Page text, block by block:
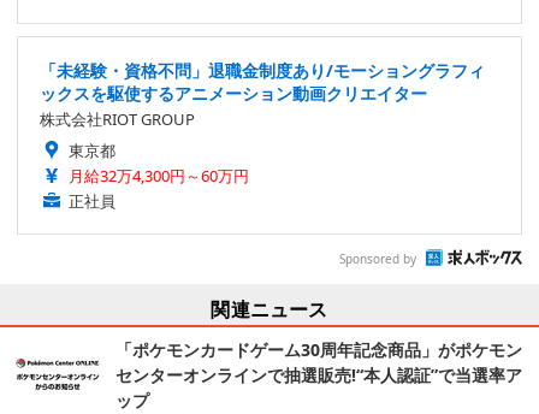
「未経験・資格不問」退職金制度あり/モーショングラフィ
ックスを駆使するアニメーション動画クリエイター
株式会社RIOT GROUP
東京都
月給32万4,300円～60万円
正社員
Sponsored by
関連ニュース
「ポケモンカードゲーム30周年記念商品」がポケモン
センターオンラインで抽選販売!“本人認証”で当選率ア
ップ